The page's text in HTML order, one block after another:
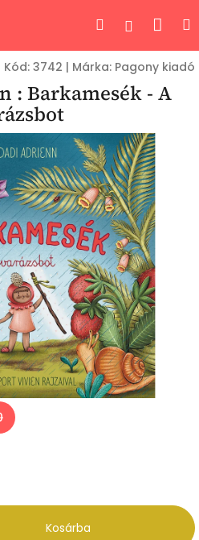
Keresés
Kód: 3742 | Márka: Pagony kiadó
: Barkamesék - A
Kosárba